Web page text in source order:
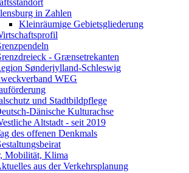
in Zahlen
Kleinräumige Gebietsgliederung
- Grænsetrekanten
Sønderjylland-Schleswig
WEG
und Stadtbildpflege
Dänische Kulturachse
Altstadt - seit 2019
des offenen Denkmals
Mobilität, Klima
aus der Verkehrsplanung